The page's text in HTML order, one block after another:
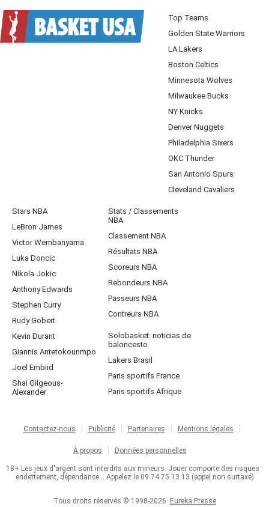
Top Teams
Golden State Warriors
LA Lakers
Boston Celtics
Minnesota Wolves
Milwaukee Bucks
NY Knicks
Denver Nuggets
Philadelphia Sixers
OKC Thunder
San Antonio Spurs
Cleveland Cavaliers
Stars NBA
LeBron James
Victor Wembanyama
Luka Doncic
Nikola Jokic
Anthony Edwards
Stephen Curry
Rudy Gobert
Kevin Durant
Giannis Antetokounmpo
Joel Embiid
Shai Gilgeous-
Alexander
Stats / Classements
NBA
Classement NBA
Résultats NBA
Scoreurs NBA
Rebondeurs NBA
Passeurs NBA
Contreurs NBA
Solobasket: noticias de
baloncesto
Lakers Brasil
Paris sportifs France
Paris sportifs Afrique
Contactez-nous Publicité Partenaires Mentions légales
À propos Données personnelles
18+ Les jeux d'argent sont interdits aux mineurs. Jouer comporte des risques :
endettement, dépendance... Appelez le 09.74.75.13.13 (appel non surtaxé)
Tous droits réservés © 1998-2026 Eureka Presse